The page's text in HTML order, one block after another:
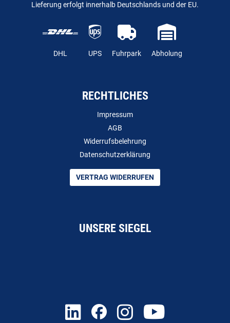
Lieferung erfolgt innerhalb Deutschlands und der EU.
DHL UPS Fuhrpark Abholung
RECHTLICHES
Impressum
AGB
Widerrufsbelehrung
Datenschutzerklärung
VERTRAG WIDERRUFEN
UNSERE SIEGEL